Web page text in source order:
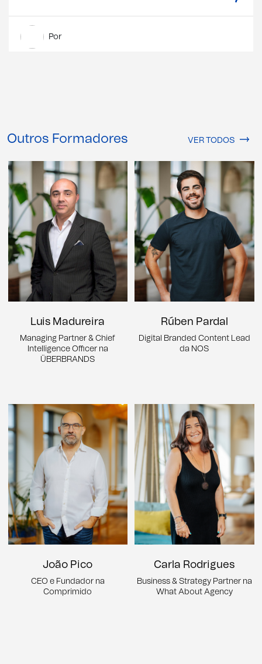
Por
Outros Formadores VER TODOS
Luis Madureira
Managing Partner & Chief
Intelligence Officer na
ÜBERBRANDS
Rúben Pardal
Digital Branded Content Lead
da NOS
João Pico
CEO e Fundador na
Comprimido
Carla Rodrigues
Business & Strategy Partner na
What About Agency